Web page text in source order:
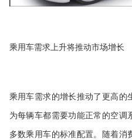
乘用车需求上升将推动市场增长
乘用车需求的增长推动了更高的
为每辆车都需要功能正常的空调
多数乘用车的标准配置。随着消